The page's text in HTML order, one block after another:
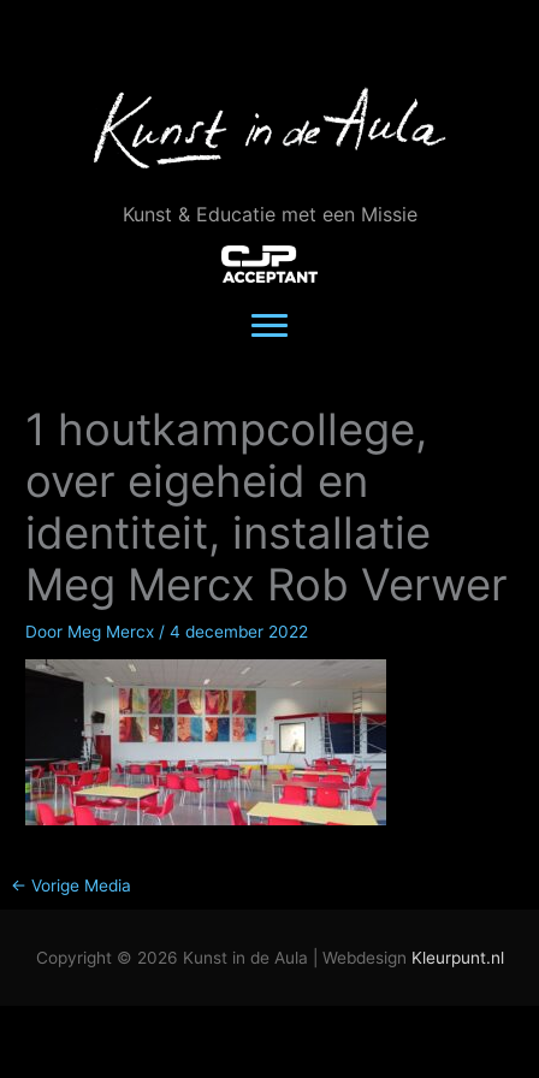
Kunst & Educatie met een Missie
1 houtkampcollege,
over eigeheid en
identiteit, installatie
Meg Mercx Rob Verwer
Door Meg Mercx /4 december 2022
← Vorige Media
Copyright © 2026 Kunst in de Aula | Webdesign Kleurpunt.nl